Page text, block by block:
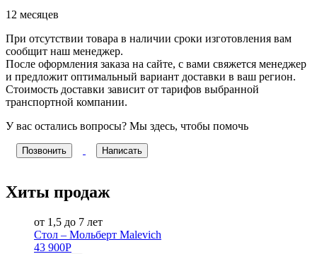
12 месяцев
При отсутствии товара в наличии сроки изготовления вам
сообщит наш менеджер.
После оформления заказа на сайте, с вами свяжется менеджер
и предложит оптимальный вариант доставки в ваш регион.
Стоимость доставки зависит от тарифов выбранной
транспортной компании.
У вас остались вопросы? Мы здесь, чтобы помочь
Позвонить Написать
Хиты продаж
от 1,5 до 7 лет
Стол – Мольберт Malevich
43 900Р